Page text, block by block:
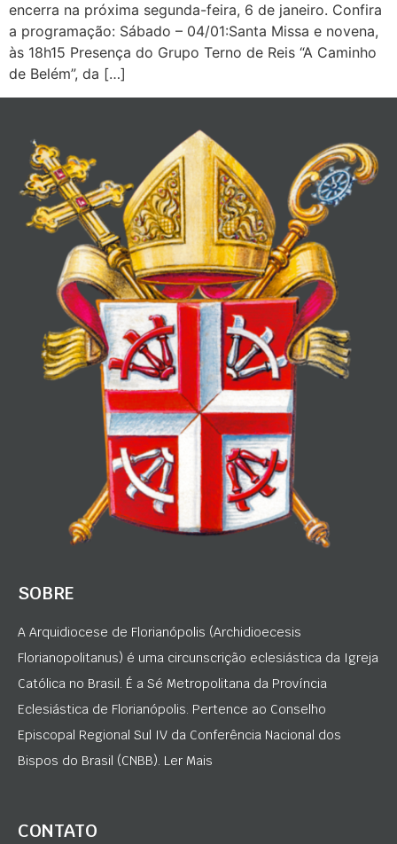
encerra na próxima segunda-feira, 6 de janeiro. Confira
a programação: Sábado – 04/01:Santa Missa e novena,
às 18h15 Presença do Grupo Terno de Reis “A Caminho
de Belém”, da […]
SOBRE
A Arquidiocese de Florianópolis (Archidioecesis
Florianopolitanus) é uma circunscrição eclesiástica da Igreja
Católica no Brasil. É a Sé Metropolitana da Província
Eclesiástica de Florianópolis. Pertence ao Conselho
Episcopal Regional Sul IV da Conferência Nacional dos
Bispos do Brasil (CNBB). Ler Mais
CONTATO